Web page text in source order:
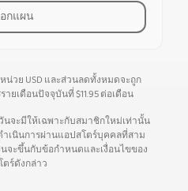
กแผน
วย USD และส่วนลดทั้งหมดจะถูก
ายเดือนปัจจุบันที่$11.95ต่อเดือน
นจะมีให้เฉพาะกับสมาชิกใหม่เท่านั้น
เนินการผ่านแอปสโตร์บุคคลที่สาม
นจะขึ้นกับข้อกำหนดและเงื่อนไขของ
ร์ดังกล่าว